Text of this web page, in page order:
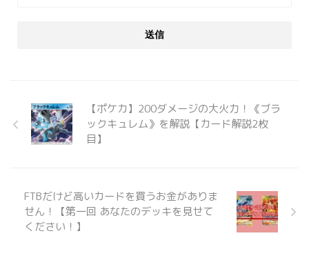
【ポケカ】200ダメージの大火力！《ブラ
ックキュレム》を解説【カード解説2枚
目】
FTBだけど高いカードを買うお金がありま
せん！【第一回 あなたのデッキを見せて
ください！】